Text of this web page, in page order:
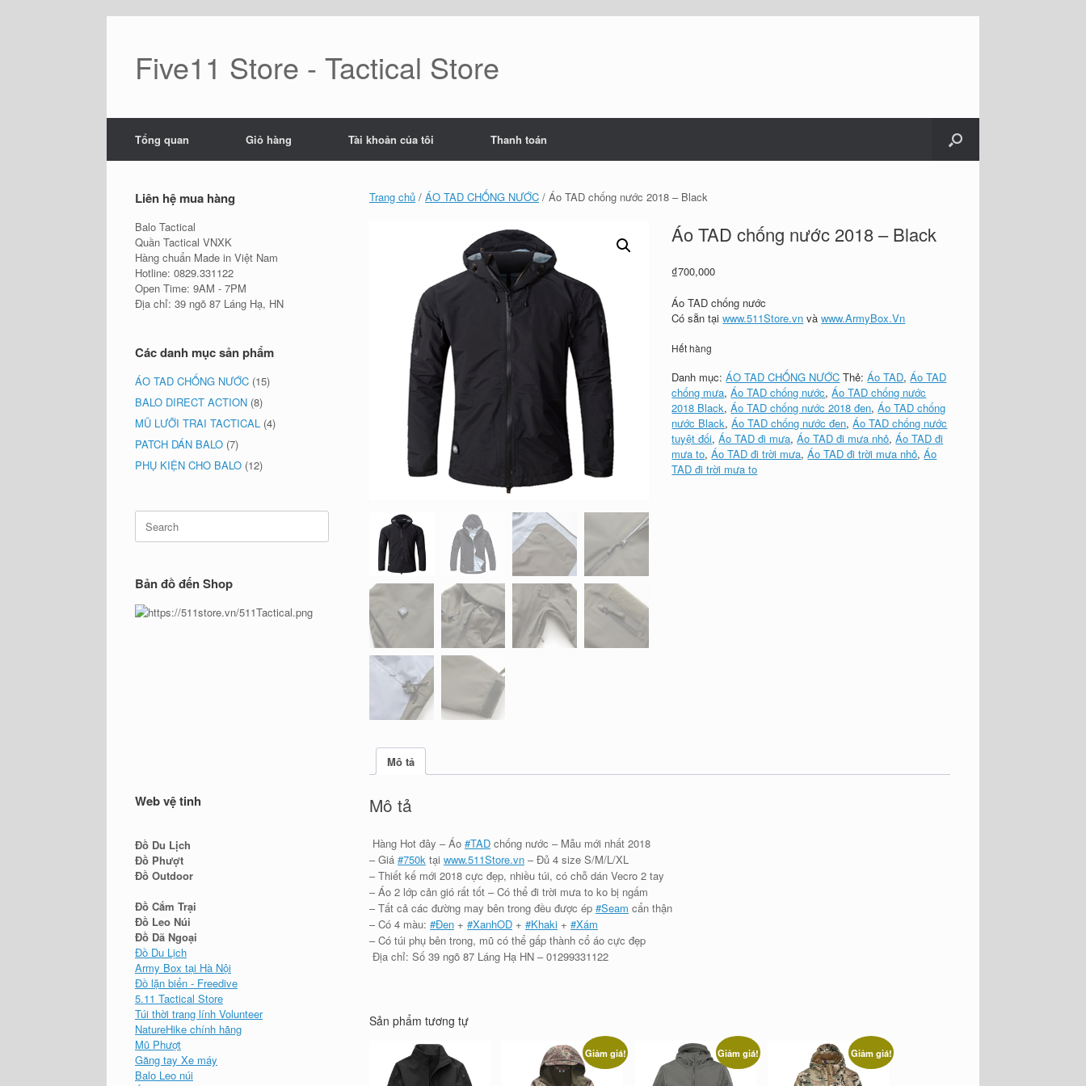
Five11 Store - Tactical Store
Tổng quan Giỏ hàng Tài khoản của tôi Thanh toán
Trang chủ /ÁO TAD CHỐNG NƯỚC / Áo TAD chống nước 2018 – Black
Áo TAD chống nước 2018 – Black
₫700,000
Áo TAD chống nước
Có sẵn tạiwww.511Store.vn vàwww.ArmyBox.Vn
Hết hàng
Danh mục:ÁO TAD CHỐNG NƯỚC Thẻ:Áo TAD,Áo TAD
chống mưa,Áo TAD chống nước,Áo TAD chống nước
2018 Black,Áo TAD chống nước 2018 đen,Áo TAD chống
nước Black,Áo TAD chống nước đen,Áo TAD chống nước
tuyệt đối,Áo TAD đi mưa,Áo TAD đi mưa nhỏ,Áo TAD đi
mưa to,Áo TAD đi trời mưa,Áo TAD đi trời mưa nhỏ,Áo
TAD đi trời mưa to
Mô tả
Mô tả
Hàng Hot đây – Áo#TAD chống nước – Mẫu mới nhất 2018
– Giá#750k tạiwww.511Store.vn – Đủ 4 size S/M/L/XL
– Thiết kế mới 2018 cực đẹp, nhiều túi, có chỗ dán Vecro 2 tay
– Áo 2 lớp cản gió rất tốt – Có thể đi trời mưa to ko bị ngấm
– Tất cả các đường may bên trong đều được ép#Seam cẩn thận
– Có 4 màu:#Đen +#XanhOD +#Khaki +#Xám
– Có túi phụ bên trong, mũ có thể gấp thành cổ áo cực đẹp
Địa chỉ: Số 39 ngõ 87 Láng Hạ HN – 01299331122
Sản phẩm tương tự
Giảm giá! Giảm giá! Giảm giá!
Liên hệ mua hàng
Balo Tactical
Quần Tactical VNXK
Hàng chuẩn Made in Việt Nam
Hotline: 0829.331122
Open Time: 9AM - 7PM
Địa chỉ: 39 ngõ 87 Láng Hạ, HN
Các danh mục sản phẩm
ÁO TAD CHỐNG NƯỚC (15)
BALO DIRECT ACTION (8)
MŨ LƯỠI TRAI TACTICAL (4)
PATCH DÁN BALO (7)
PHỤ KIỆN CHO BALO (12)
Search
for:
Bản đồ đến Shop
Web vệ tinh
Đồ Du Lịch
Đồ Phượt
Đồ Outdoor
Đồ Cắm Trại
Đồ Leo Núi
Đồ Dã Ngoại
Đồ Du Lịch
Army Box tại Hà Nội
Đồ lặn biển - Freedive
5.11 Tactical Store
Túi thời trang lính Volunteer
NatureHike chính hãng
Mũ Phượt
Găng tay Xe máy
Balo Leo núi